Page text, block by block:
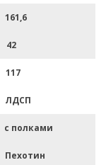
161,6
42
117
ЛДСП
с полками
Пехотин